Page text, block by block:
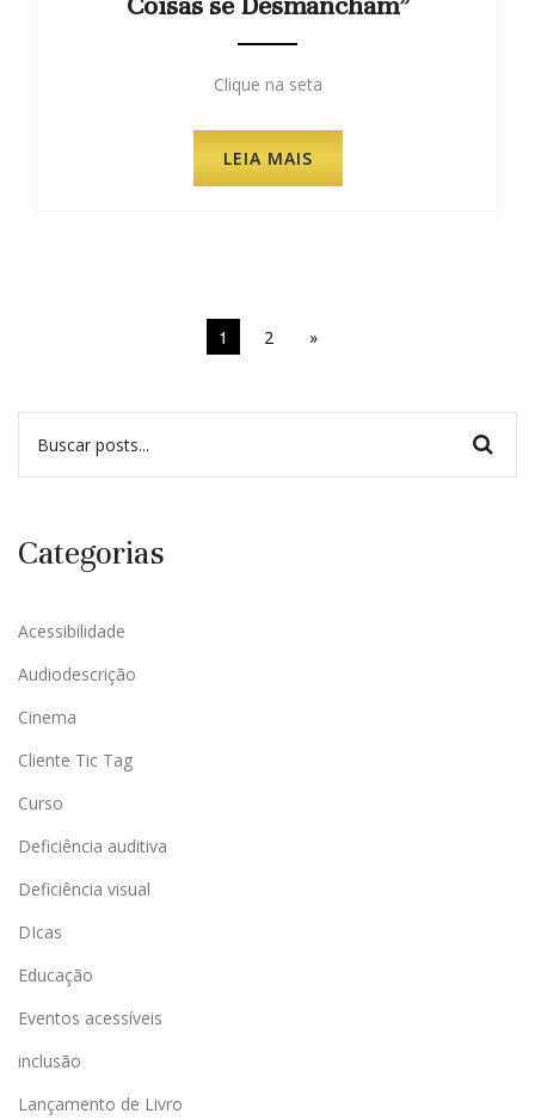
Clique na seta
LEIA MAIS
1 2 »
Categorias
Acessibilidade
Audiodescrição
Cinema
Cliente Tic Tag
Curso
Deficiência auditiva
Deficiência visual
DIcas
Educação
Eventos acessíveis
inclusão
Lançamento de Livro